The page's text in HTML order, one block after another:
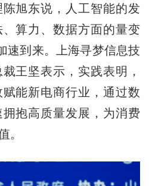
旭东说，人工智能的发
算力、数据方面的量变
速到来。上海寻梦信息技
王坚表示，实践表明，
能新电商行业，通过数
抱高质量发展，为消费
。